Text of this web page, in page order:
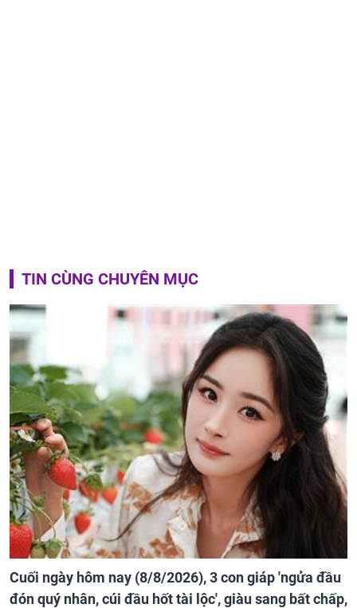
TIN CÙNG CHUYÊN MỤC
Cuối ngày hôm nay (8/8/2026), 3 con giáp 'ngửa đầu
đón quý nhân, cúi đầu hốt tài lộc', giàu sang bất chấp,